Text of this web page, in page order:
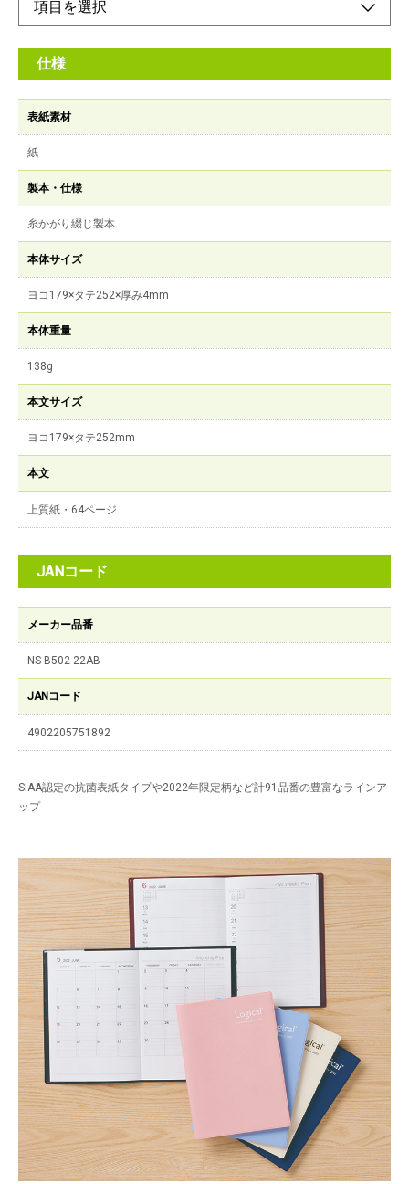
仕様
表紙素材
紙
製本・仕様
糸かがり綴じ製本
本体サイズ
ヨコ179×タテ252×厚み4mm
本体重量
138g
本文サイズ
ヨコ179×タテ252mm
本文
上質紙・64ページ
JANコード
メーカー品番
NS-B502-22AB
JANコード
4902205751892
SIAA認定の抗菌表紙タイプや2022年限定柄など計91品番の豊富なラインア
ップ